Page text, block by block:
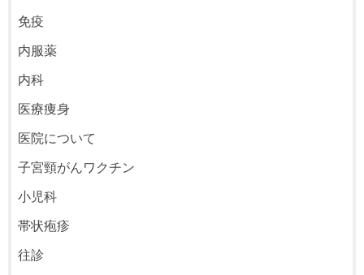
免疫
内服薬
内科
医療痩身
医院について
子宮頸がんワクチン
小児科
帯状疱疹
往診